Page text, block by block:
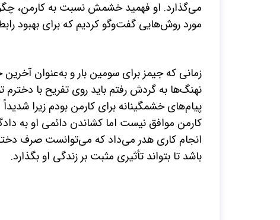
می‌گذارد. او فهمید خشمش نسبت به کارمن،
مورد روش‌هایی گفت‌وگو کردیم که برای بهبود
زمانی که جیمز برای سومین بار و به‌عنوان
نهنگ‌ها به گردش رفتم باید روی تفریح با
پیام‌های خشمگینانه برای کارمن بودم زیرا
کارمن موافق نیست اما کشاندن دائمی او به
انجام کاری هدر می‌داد که می‌توانست صرف
باشد تا بتواند تأثیری مثبت بر زندگی او بگذارد.